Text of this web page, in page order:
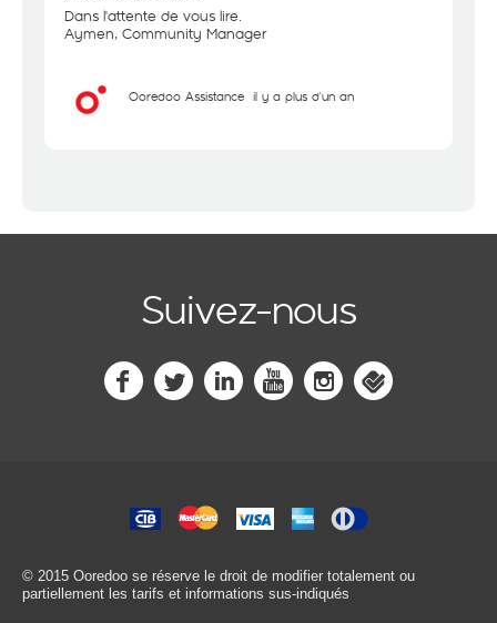
Dans l'attente de vous lire.
Aymen, Community Manager
Ooredoo Assistance il y a plus d'un an
Suivez-nous
© 2015 Ooredoo se réserve le droit de modifier totalement ou
partiellement les tarifs et informations sus-indiqués